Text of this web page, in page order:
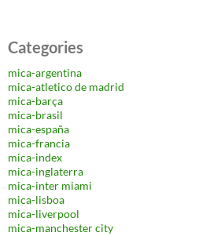
Categories
mica-argentina
mica-atletico de madrid
mica-barça
mica-brasil
mica-españa
mica-francia
mica-index
mica-inglaterra
mica-inter miami
mica-lisboa
mica-liverpool
mica-manchester city